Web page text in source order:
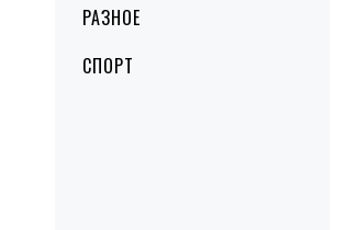
РАЗНОЕ
СПОРТ